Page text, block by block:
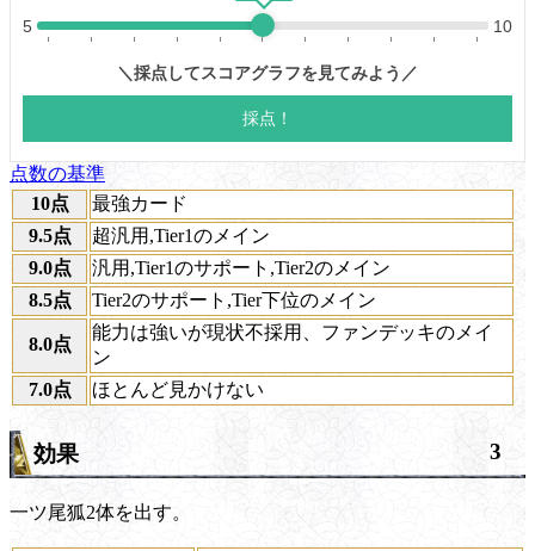
点数の基準
10点
最強カード
9.5点
超汎用,Tier1のメイン
9.0点
汎用,Tier1のサポート,Tier2のメイン
8.5点
Tier2のサポート,Tier下位のメイン
8.0点
能力は強いが現状不採用、ファンデッキのメイ
ン
7.0点
ほとんど見かけない
効果 3
一ツ尾狐2体を出す。